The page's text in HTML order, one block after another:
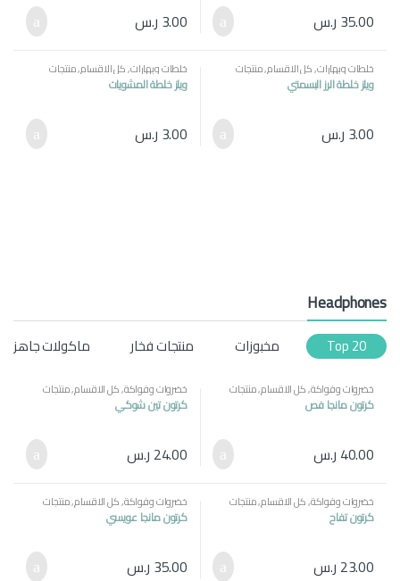
35.00 ر.س 3.00 ر.س
خلطات وبهارات,كل الاقسام,منتجات
مصرية
ويلز خلطة الرز البسمتي
3.00 ر.س
خلطات وبهارات,كل الاقسام,منتجات
مصرية
ويلز خلطة المشويات
3.00 ر.س
Headphones
Top 20 مخبوزات منتجات فخار ماكولات جاهزه
خضروات وفواكة,كل الاقسام,منتجات
مصرية
كرتون مانجا فص
40.00 ر.س
خضروات وفواكة,كل الاقسام,منتجات
مصرية
كرتون تين شوكي
24.00 ر.س
خضروات وفواكة,كل الاقسام,منتجات
مصرية
كرتون تفاح
23.00 ر.س
خضروات وفواكة,كل الاقسام,منتجات
مصرية
كرتون مانجا عويسي
35.00 ر.س